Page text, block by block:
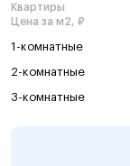
Квартиры
Цена за м2, ₽
1-комнатные
2-комнатные
3-комнатные